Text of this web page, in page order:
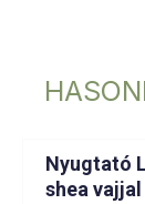
Nyugtató
shea vajjal